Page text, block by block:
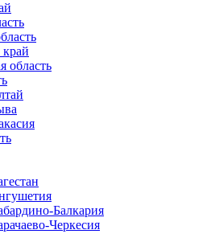
область
Балкария
Черкесия